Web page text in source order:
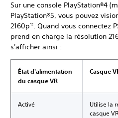
Sur une console PlayStation®4
PlayStation®5, vous pouvez
2160p*2. Quand vous connectez
prend en charge la résolution
s'afficher ainsi :
État d'alimentation
du casque VR
Casque
Activé
Utilise la
casque VR